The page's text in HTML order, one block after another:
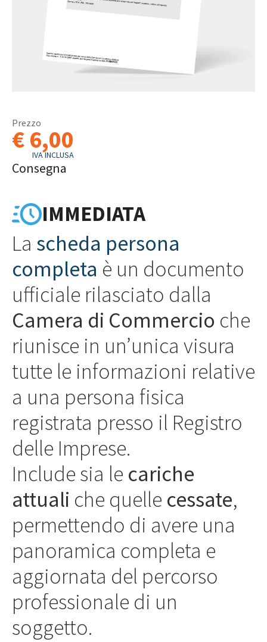
Prezzo
€ 6,00
IVA INCLUSA
Consegna
IMMEDIATA
La scheda persona
completa è un documento
ufficiale rilasciato dalla
Camera di Commercio che
riunisce in un’unica visura
tutte le informazioni relative
a una persona fisica
registrata presso il Registro
delle Imprese.
Include sia le cariche
attuali che quelle cessate,
permettendo di avere una
panoramica completa e
aggiornata del percorso
professionale di un
soggetto.